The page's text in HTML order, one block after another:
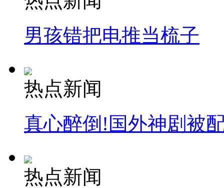
男孩错把电推当梳子
热点新闻
真心醉倒!国外神剧被
热点新闻